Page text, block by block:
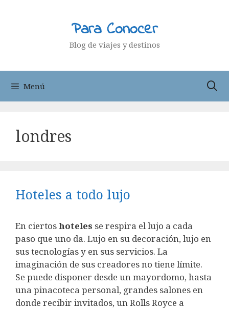
Para Conocer
Blog de viajes y destinos
Menú
londres
Hoteles a todo lujo
En ciertoshoteles se respira el lujo a cada
paso que uno da. Lujo en su decoración, lujo en
sus tecnologías y en sus servicios. La
imaginación de sus creadores no tiene límite.
Se puede disponer desde un mayordomo, hasta
una pinacoteca personal, grandes salones en
donde recibir invitados, un Rolls Royce a